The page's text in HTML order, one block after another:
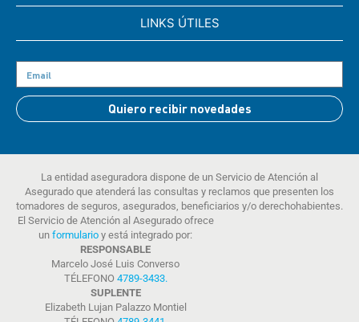
LINKS ÚTILES
Quiero recibir novedades
La entidad aseguradora dispone de un Servicio de Atención al
Asegurado que atenderá las consultas y reclamos que presenten los
tomadores de seguros, asegurados, beneficiarios y/o derechohabientes.
El Servicio de Atención al Asegurado ofrece
un formulario y está integrado por:
RESPONSABLE
Marcelo José Luis Converso
TÉLEFONO 4789-3433.
SUPLENTE
Elizabeth Lujan Palazzo Montiel